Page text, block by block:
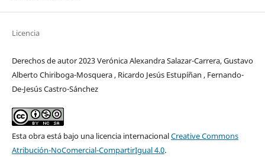
Licencia
Derechos de autor 2023 Verónica Alexandra Salazar-Carrera, Gustavo
Alberto Chiriboga-Mosquera , Ricardo Jesús Estupíñan , Fernando-
De-Jesús Castro-Sánchez
Esta obra está bajo una licencia internacionalCreative Commons
Atribución-NoComercial-CompartirIgual 4.0.